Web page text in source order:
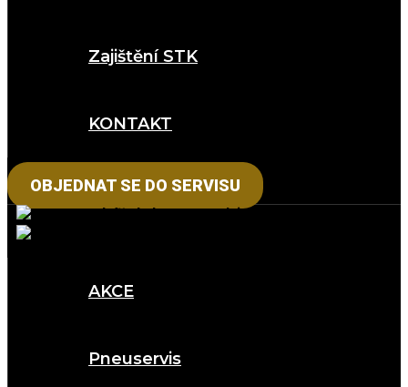
Zajištění STK
KONTAKT
OBJEDNAT SE DO SERVISU
AKCE
Pneuservis